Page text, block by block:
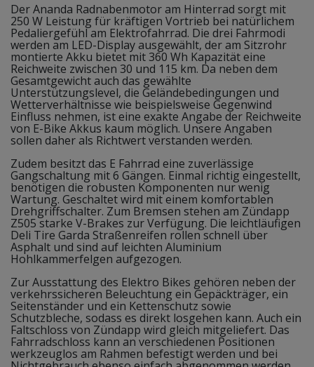
Der Ananda Radnabenmotor am Hinterrad sorgt mit
250 W Leistung für kräftigen Vortrieb bei natürlichem
Pedaliergefühl am Elektrofahrrad. Die drei Fahrmodi
werden am LED-Display ausgewählt, der am Sitzrohr
montierte Akku bietet mit 360 Wh Kapazität eine
Reichweite zwischen 30 und 115 km. Da neben dem
Gesamtgewicht auch das gewählte
Unterstützungslevel, die Geländebedingungen und
Wetterverhältnisse wie beispielsweise Gegenwind
Einfluss nehmen, ist eine exakte Angabe der Reichweite
von E-Bike Akkus kaum möglich. Unsere Angaben
sollen daher als Richtwert verstanden werden.
Zudem besitzt das E Fahrrad eine zuverlässige
Gangschaltung mit 6 Gängen. Einmal richtig eingestellt,
benötigen die robusten Komponenten nur wenig
Wartung. Geschaltet wird mit einem komfortablen
Drehgriffschalter. Zum Bremsen stehen am Zündapp
Z505 starke V-Brakes zur Verfügung. Die leichtläufigen
Deli Tire Garda Straßenreifen rollen schnell über
Asphalt und sind auf leichten Aluminium
Hohlkammerfelgen aufgezogen.
Zur Ausstattung des Elektro Bikes gehören neben der
verkehrssicheren Beleuchtung ein Gepäckträger, ein
Seitenständer und ein Kettenschutz sowie
Schutzbleche, sodass es direkt losgehen kann. Auch ein
Faltschloss von Zündapp wird gleich mitgeliefert. Das
Fahrradschloss kann an verschiedenen Positionen
werkzeuglos am Rahmen befestigt werden und bei